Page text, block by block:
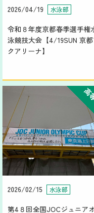
2026/04/19 水泳部
令和８年度京都春季選手権
泳競技大会【4/19SUN 京都
クアリーナ】
高
2026/02/15 水泳部
第4８回全国JOCジュニア